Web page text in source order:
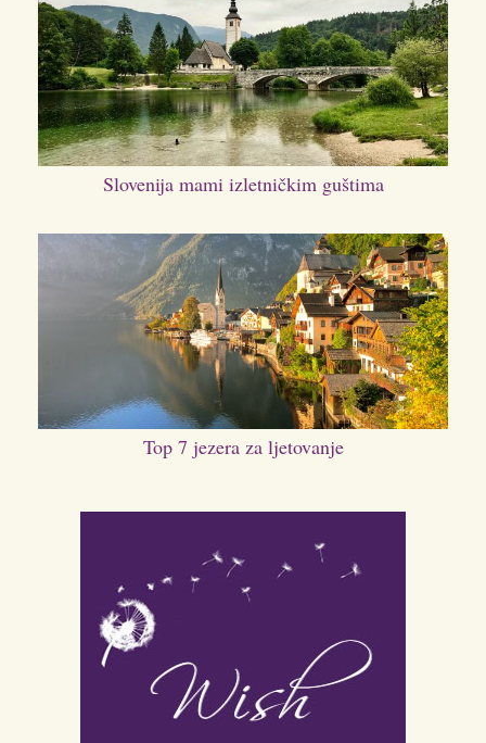
Slovenija mami izletničkim guštima
Top 7 jezera za ljetovanje